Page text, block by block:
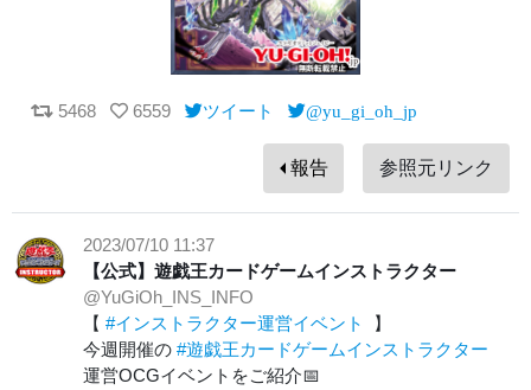
5468 6559 ツイート @yu_gi_oh_jp
報告 参照元リンク
2023/07/10 11:37
【公式】遊戯王カードゲームインストラクター
@YuGiOh_INS_INFO
【 #インストラクター運営イベント
】
今週開催の #遊戯王カードゲームインストラクター
運営OCGイベントをご紹介📅